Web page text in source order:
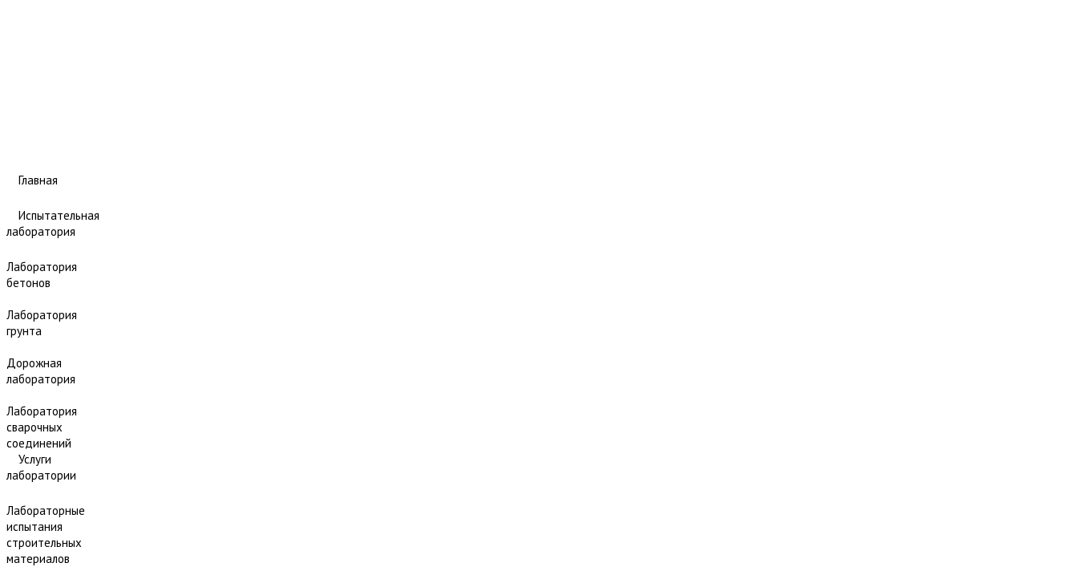
Главная
Испытательная
лаборатория
Лаборатория
бетонов
Лаборатория
грунта
Дорожная
лаборатория
Лаборатория
сварочных
соединений
Услуги
лаборатории
Лабораторные
испытания
строительных
материалов